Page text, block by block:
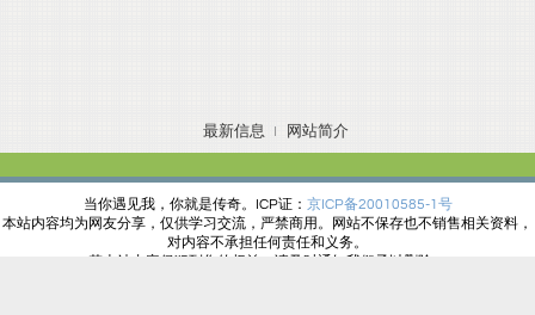
最新信息 网站简介
当你遇见我，你就是传奇。 ICP证： 京ICP备20010585-1号
本站内容均为网友分享，仅供学习交流，严禁商用。网站不保存也不销售相关资料，
对内容不承担任何责任和义务。
若本站内容侵犯到您的权益，请及时通知我们予以删除。